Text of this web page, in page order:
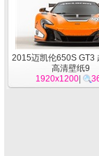
2015迈凯伦650S GT3
高清壁纸9
1920x1200